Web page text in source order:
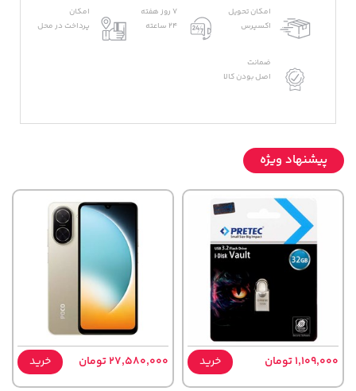
امکان تحویل
اکسپرس
7 روز هفته
24 ساعته
امکان
پرداخت در محل
ضمانت
اصل بودن کالا
پیشنهاد ویژه
1,109,000 تومان خرید 27,580,000 تومان خرید